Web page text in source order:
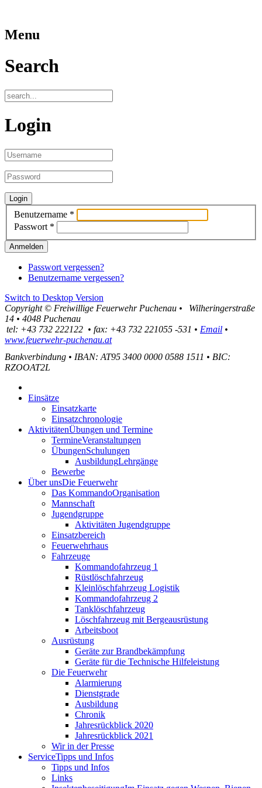
Menu
Search
Login
Benutzername *
Passwort *
Anmelden
Passwort vergessen?
Benutzername vergessen?
Switch to Desktop Version
Copyright © Freiwillige Feuerwehr Puchenau •
Wilheringerstraße
14 • 4048 Puchenau
tel: +43 732 222122 • fax: +43 732 221055 -531 • Email •
www.feuerwehr-puchenau.at
Bankverbindung • IBAN: AT95 3400 0000 0588 1511 • BIC:
RZOOAT2L
Einsätze
Einsatzkarte
Einsatzchronologie
AktivitätenÜbungen und Termine
TermineVeranstaltungen
ÜbungenSchulungen
AusbildungLehrgänge
Bewerbe
Über unsDie Feuerwehr
Das KommandoOrganisation
Mannschaft
Jugendgruppe
Aktivitäten Jugendgruppe
Einsatzbereich
Feuerwehrhaus
Fahrzeuge
Kommandofahrzeug 1
Rüstlöschfahrzeug
Kleinlöschfahrzeug Logistik
Kommandofahrzeug 2
Tanklöschfahrzeug
Löschfahrzeug mit Bergeausrüstung
Arbeitsboot
Ausrüstung
Geräte zur Brandbekämpfung
Geräte für die Technische Hilfeleistung
Die Feuerwehr
Alarmierung
Dienstgrade
Ausbildung
Chronik
Jahresrückblick 2020
Jahresrückblick 2021
Wir in der Presse
ServiceTipps und Infos
Tipps und Infos
Links